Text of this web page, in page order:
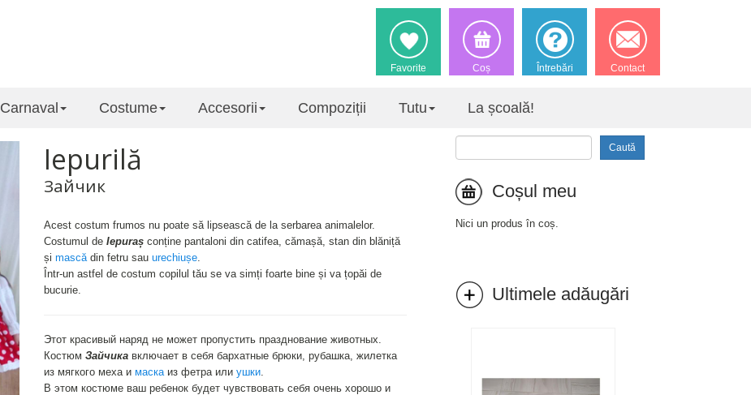
Favorite Coș Întrebări Contact
Carnaval Costume Accesorii Compoziții Tutu La școală!
Caută
Coșul meu
Nici un produs în coș.
Ultimele adăugări
Iepurilă
Зайчик
Acest costum frumos nu poate să lipsească de la serbarea animalelor.
Costumul de Iepurașconține pantaloni din catifea, cămașă, stan din blăniță
și mascădin fetru sau urechiușe.
Într-un astfel de costum copilul tău se va simți foarte bine și va țopăi de
bucurie.
Этот красивый наряд не может пропустить празднование животных.
Костюм Зайчикавключает в себя бархатные брюки, рубашкa, жилетка
из мягкого меха и маскаиз фетра или ушки.
В этом костюме ваш ребенок будет чувствовать себя очень хорошо и